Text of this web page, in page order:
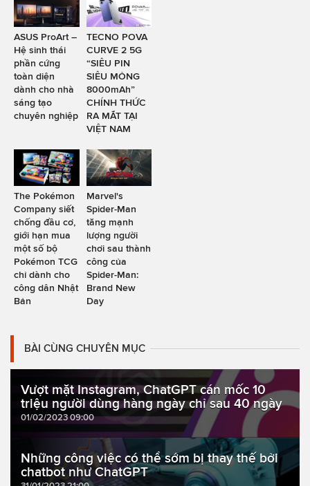
ASUS ProArt –
Hệ sinh thái
phần cứng
toàn diện
dành cho nhà
sáng tạo
chuyên nghiệp
TECNO POVA
CURVE 2 5G
“SIÊU PIN
SIÊU MỎNG
8000mAh”
CHÍNH THỨC
RA MẮT TẠI
VIỆT NAM
The Pokémon
Company siết
chống đầu cơ,
giới hạn mua
một số bộ
Pokémon TCG
chỉ dành cho
công dân Nhật
Bản
Marvel's
Spider-Man
tăng mạnh
lượng người
chơi sau thành
công của
Spider-Man:
Brand New
Day
BÀI CÙNG CHUYÊN MỤC
Vượt mặt Instagram, ChatGPT cán mốc 10
triệu người dùng hàng ngày chỉ sau 40 ngày
01/02/2023 09:00
Những công việc có thể sớm bị thay thế bởi
chatbot như ChatGPT